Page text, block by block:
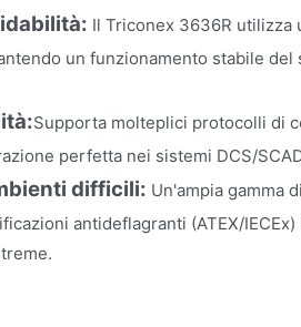
Il Triconex 3636R utilizza
un funzionamento stabile del
Supporta molteplici protocolli di
perfetta nei sistemi DCS/
difficili: Un'ampia gamma
antideflagranti (ATEX/